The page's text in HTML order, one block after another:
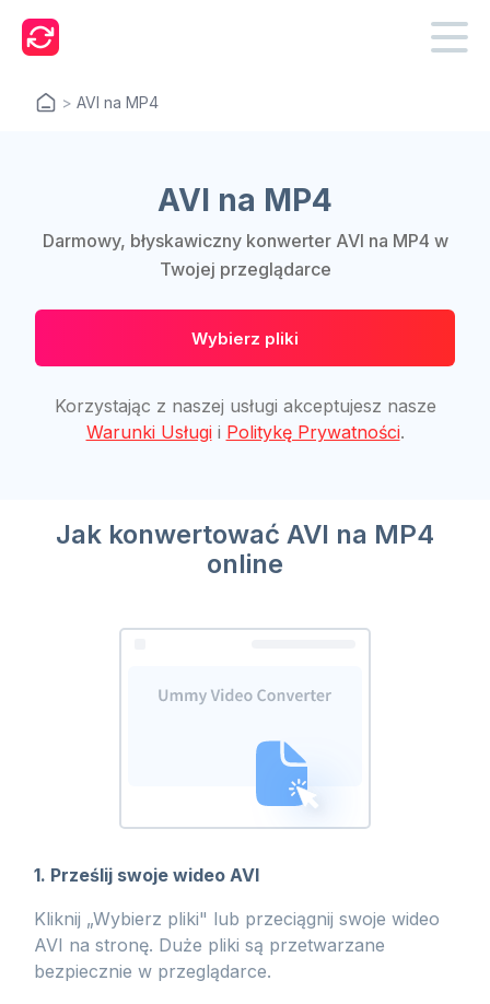
> AVI na MP4
AVI na MP4
Darmowy, błyskawiczny konwerter AVI na MP4 w
Twojej przeglądarce
Wybierz pliki
Korzystając z naszej usługi akceptujesz nasze
Warunki Usługii Politykę Prywatności.
Jak konwertować AVI na MP4
online
1. Prześlij swoje wideo AVI
Kliknij „Wybierz pliki" lub przeciągnij swoje wideo
AVI na stronę. Duże pliki są przetwarzane
bezpiecznie w przeglądarce.